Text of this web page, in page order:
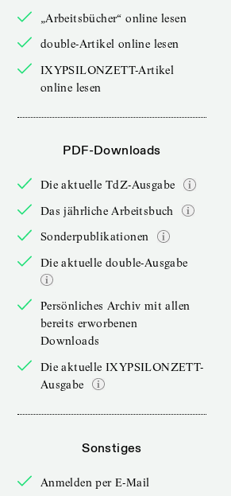
„Arbeitsbücher“ online lesen
double-Artikel online lesen
IXYPSILONZETT-Artikel
online lesen
PDF-Downloads
Die aktuelle TdZ-Ausgabe
Das jährliche Arbeitsbuch
Sonderpublikationen
Die aktuelle double-Ausgabe
Persönliches Archiv mit allen
bereits erworbenen
Downloads
Die aktuelle IXYPSILONZETT-
Ausgabe
Sonstiges
Anmelden per E-Mail